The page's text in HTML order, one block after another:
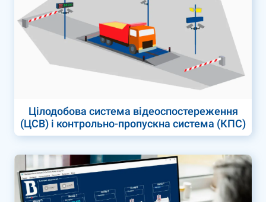
Цілодобова система відеоспостереження
(ЦСВ) і контрольно-пропускна система (КПС)